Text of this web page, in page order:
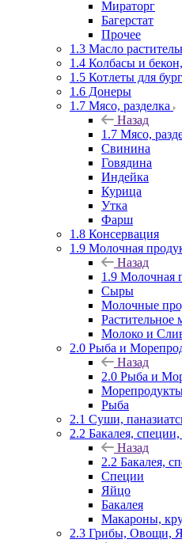
Мираторг
Багерстат
Прочее
1.3 Масло
1.4 Колбасы и
1.5 Котлеты для
1.6 Донеры
1.7 Мясо, разделка
Назад
1.7 Мясо,
Свинина
Говядина
Индейка
Курица
Утка
Фарш
1.8 Консервация
1.9 Молочная
Назад
1.9 Молочная
Сыры
Молочные
Растительное
Молоко и
2.0 Рыба и
Назад
2.0 Рыба и
Рыба
2.1 Суши,
2.2 Бакалея,
Назад
2.2 Бакалея,
Специи
Яйцо
Бакалея
Макароны,
2.3 Грибы, Овощи,